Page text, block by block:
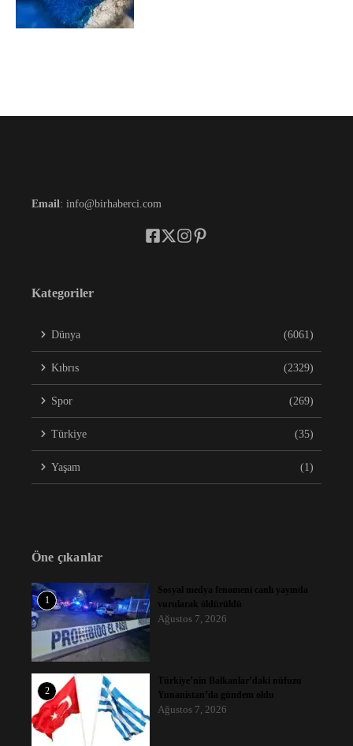
Email : info@birhaberci.com
Kategoriler
Dünya (6061)
Kıbrıs (2329)
Spor (269)
Türkiye (35)
Yaşam (1)
Öne çıkanlar
1
Sosyal medya fenomeni canlı yayında
vurularak öldürüldü
Ağustos 7, 2026
2
Türkiye’nin Balkanlar’daki nüfuzu
Yunanistan’da gündem oldu
Ağustos 7, 2026